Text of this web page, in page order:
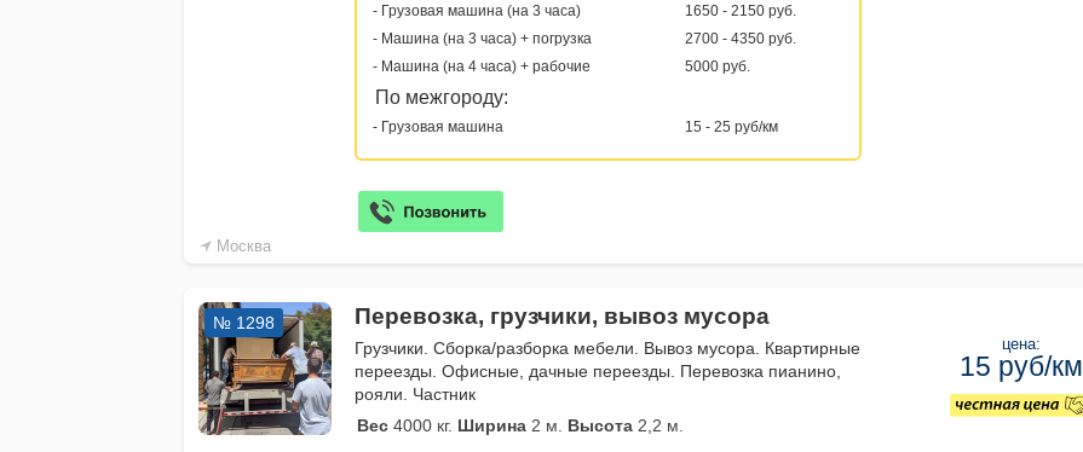
Москва
- Грузовая машина (на 3 часа)
1650 - 2150 руб.
- Машина (на 3 часа) + погрузка
2700 - 4350 руб.
- Машина (на 4 часа) + рабочие
5000 руб.
По межгороду:
- Грузовая машина 15 - 25 руб/км
№ 1298 Перевозка, грузчики, вывоз мусора
Грузчики. Сборка/разборка мебели. Вывоз мусора. Квартирные
переезды. Офисные, дачные переезды. Перевозка пианино,
рояли. Частник
Вес 4000 кг. Ширина 2 м. Высота 2,2 м.
цена:
15 руб/км